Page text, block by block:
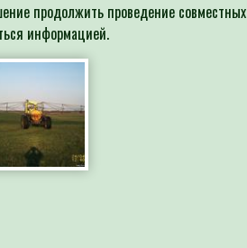
продолжить проведение совместных
информацией.